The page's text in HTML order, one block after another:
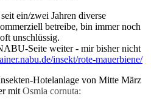
ein/zwei Jahren diverse
betreibe, bin immer noch
unschlüssig.
Seite weiter - mir bisher nicht
insekt/rote-mauerbiene/
Hotelanlage von Mitte März
mit Osmia cornuta: